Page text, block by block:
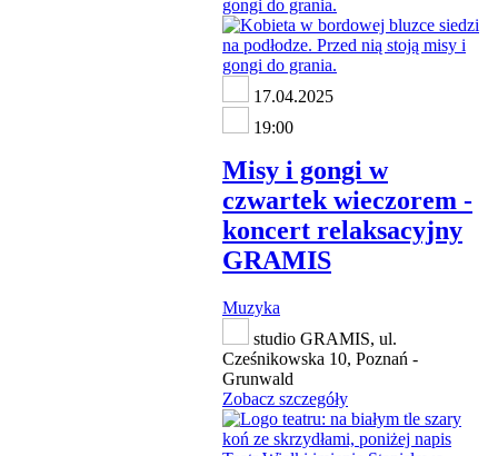
17.04.2025
19:00
Misy i gongi w
czwartek wieczorem -
koncert relaksacyjny
GRAMIS
Muzyka
studio GRAMIS, ul.
Cześnikowska 10, Poznań -
Grunwald
Zobacz szczegóły